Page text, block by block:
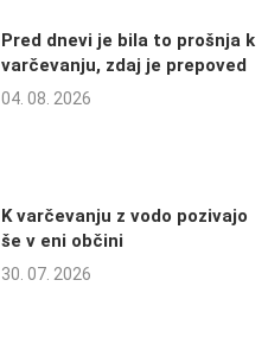
Pred dnevi je bila to prošnja k
varčevanju, zdaj je prepoved
04. 08. 2026
K varčevanju z vodo pozivajo
še v eni občini
30. 07. 2026